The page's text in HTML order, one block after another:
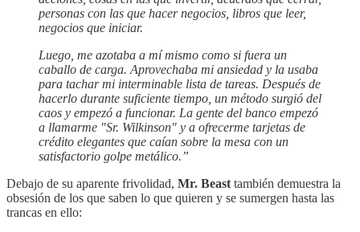
personas con las que hacer negocios, libros que leer,
negocios que iniciar.
Luego, me azotaba a mí mismo como si fuera un
caballo de carga. Aprovechaba mi ansiedad y la usaba
para tachar mi interminable lista de tareas. Después de
hacerlo durante suficiente tiempo, un método surgió del
caos y empezó a funcionar. La gente del banco empezó
a llamarme "Sr. Wilkinson" y a ofrecerme tarjetas de
crédito elegantes que caían sobre la mesa con un
satisfactorio golpe metálico.”
Debajo de su aparente frivolidad, Mr. Beast también demuestra la
obsesión de los que saben lo que quieren y se sumergen hasta las
trancas en ello: